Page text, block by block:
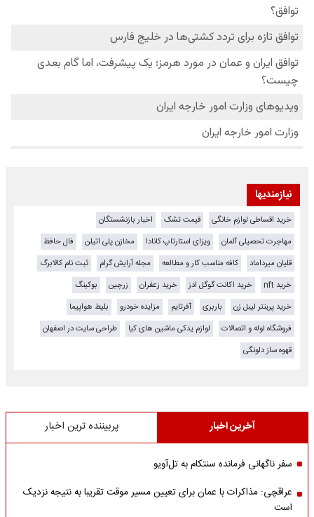
نیازمندیها
خرید اقساطی لوازم خانگی قیمت تشک
اخبار بازنشستگان
مهاجرت تحصیلی آلمان
ویزای استارتاپ کانادا مخازن پلی اتیلن
فال حافظ
قلیان میرداماد
کافه مناسب کار و مطالعه مجله آرایش گرام
ثبت نام کالابرگ
خرید nft
خرید اکانت گوگل ادز خرید زعفران زرچین
بوکینگ
خرید پرینتر لیبل زن
باربری آفرتایم مزایده خودرو
بلیط هواپیما
فروشگاه لوله و اتصالات
لوازم یدکی ماشین های کیا
طراحی سایت در اصفهان
قهوه ساز دلونگی
آخرین اخبار پربیننده ترین اخبار
سفر ناگهانی فرمانده سنتکام به تل‌آویو
عراقچی: مذاکرات با عمان برای تعیین مسیر موقت تقریبا به نتیجه نزدیک
است